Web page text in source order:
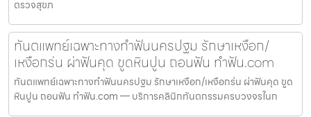
ตรวจสุขภ
ทันตแพทย์เฉพาะทางทำฟันนครปฐม รักษาเหงือก/
เหงือกร่น ผ่าฟันคุด ขูดหินปูน ถอนฟัน ทำฟัน.com
ทันตแพทย์เฉพาะทางทำฟันนครปฐม รักษาเหงือก/เหงือกร่น ผ่าฟันคุด ขูด
หินปูน ถอนฟัน ทำฟัน.com — บริการคลินิกทันตกรรมครบวงจรในก